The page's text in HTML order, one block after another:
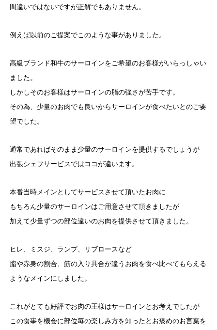
間違いではないですが正解でもありません。
例えば以前のご提案でこのような事がありました。
高級ブランド和牛のサーロインをご希望のお客様がいらっしゃい
ました。
しかしそのお客様はサーロインの脂の強さが苦手です。
その為、少量のお肉でも良いからサーロインが食べたいとのご要
望でした。
通常であればそのまま少量のサーロインを提供するでしょうが
出張シェフサービスではココが違います。
本番当時メインとしてサービスさせて頂いたお肉に
もちろん少量のサーロインはご用意させて頂きましたが
加えて少量ずつの部位違いのお肉を提供させて頂きました。
ヒレ、ミスジ、ランプ、リブロースなど
脂や赤身の割合、筋の入り具合が違うお肉を食べ比べてもらえる
ようなメインにしました。
これがとても好評でお肉の王様はサーロインとお考えでしたが
この食事を機会に部位毎の楽しみ方を知ったとお褒めのお言葉を